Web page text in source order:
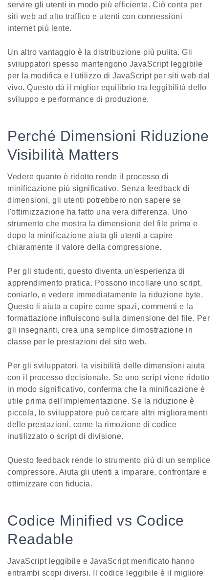
servire gli utenti in modo più efficiente. Ciò conta per
siti web ad alto traffico e utenti con connessioni
internet più lente.
Un altro vantaggio è la distribuzione più pulita. Gli
sviluppatori spesso mantengono JavaScript leggibile
per la modifica e l'utilizzo di JavaScript per siti web dal
vivo. Questo dà il miglior equilibrio tra leggibilità dello
sviluppo e performance di produzione.
Perché Dimensioni Riduzione
Visibilità Matters
Vedere quanto è ridotto rende il processo di
minificazione più significativo. Senza feedback di
dimensioni, gli utenti potrebbero non sapere se
l'ottimizzazione ha fatto una vera differenza. Uno
strumento che mostra la dimensione del file prima e
dopo la minificazione aiuta gli utenti a capire
chiaramente il valore della compressione.
Per gli studenti, questo diventa un'esperienza di
apprendimento pratica. Possono incollare uno script,
coniarlo, e vedere immediatamente la riduzione byte.
Questo li aiuta a capire come spazi, commenti e la
formattazione influiscono sulla dimensione del file. Per
gli insegnanti, crea una semplice dimostrazione in
classe per le prestazioni del sito web.
Per gli sviluppatori, la visibilità delle dimensioni aiuta
con il processo decisionale. Se uno script viene ridotto
in modo significativo, conferma che la minificazione è
utile prima dell'implementazione. Se la riduzione è
piccola, lo sviluppatore può cercare altri miglioramenti
delle prestazioni, come la rimozione di codice
inutilizzato o script di divisione.
Questo feedback rende lo strumento più di un semplice
compressore. Aiuta gli utenti a imparare, confrontare e
ottimizzare con fiducia.
Codice Minified vs Codice
Readable
JavaScript leggibile e JavaScript menificato hanno
entrambi scopi diversi. Il codice leggibile è il migliore